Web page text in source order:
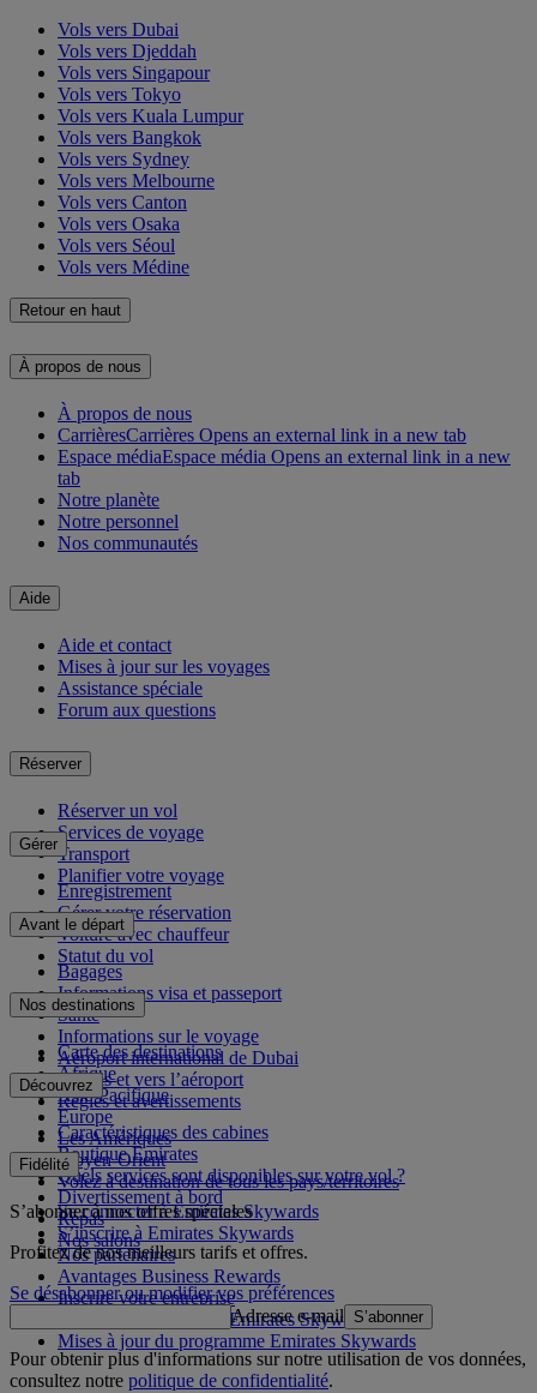
Vols vers Dubai
Vols vers Djeddah
Vols vers Singapour
Vols vers Tokyo
Vols vers Kuala Lumpur
Vols vers Bangkok
Vols vers Sydney
Vols vers Melbourne
Vols vers Canton
Vols vers Osaka
Vols vers Séoul
Vols vers Médine
Retour en haut
À propos de nous
À propos de nous
CarrièresCarrières Opens an external link in a new tab
Espace médiaEspace média Opens an external link in a new
tab
Notre planète
Notre personnel
Nos communautés
Aide
Aide et contact
Mises à jour sur les voyages
Assistance spéciale
Forum aux questions
Réserver
Réserver un vol
Services de voyage
Transport
Planifier votre voyage
Gérer
Enregistrement
Gérer votre réservation
Voiture avec chauffeur
Statut du vol
Avant le départ
Bagages
Informations visa et passeport
Santé
Informations sur le voyage
Aéroport international de Dubai
Depuis et vers l’aéroport
Règles et avertissements
Nos destinations
Carte des destinations
Afrique
Asie-Pacifique
Europe
Les Amériques
Moyen-Orient
Volez à destination de tous les pays/territoires
Découvrez
Caractéristiques des cabines
Boutique Emirates
Quels services sont disponibles sur votre vol ?
Divertissement à bord
Repas
Nos salons
Fidélité
Se connecter à Emirates Skywards
S’inscrire à Emirates Skywards
Nos partenaires
Avantages Business Rewards
Inscrire votre entreprise
Règles du programme Emirates Skywards
Mises à jour du programme Emirates Skywards
S’abonner à nos offres spéciales
Profitez de nos meilleurs tarifs et offres.
Se désabonner ou modifier vos préférences
Adresse e-mail S’abonner
Pour obtenir plus d'informations sur notre utilisation de vos données,
consultez notre politique de confidentialité.